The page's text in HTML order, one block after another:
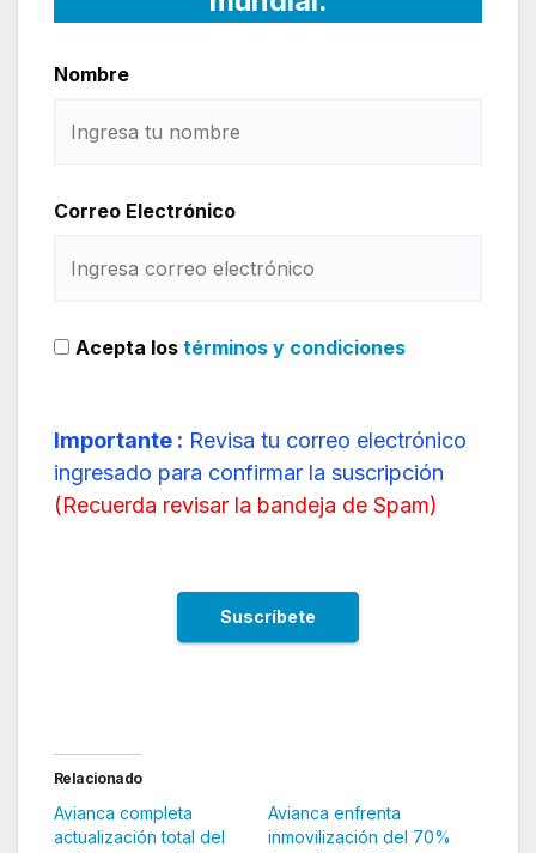
Nombre
Correo Electrónico
Acepta los términos y condiciones
Importante : Revisa tu correo electrónico
ingresado para confirmar la suscripción
(Recuerda revisar la bandeja de Spam)
Relacionado
Avianca completa
actualización total del
Avianca enfrenta
inmovilización del 70%